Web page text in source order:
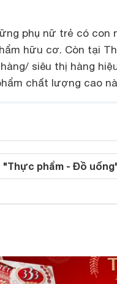
phụ nữ trẻ có con
hữu cơ. Còn tại
siêu thị hàng
chất lượng cao
"Thực phẩm - Đồ